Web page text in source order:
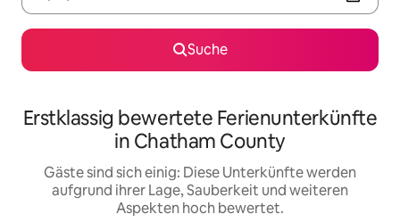
Suche
Erstklassig bewertete Ferienunterkünfte
in Chatham County
Gäste sind sich einig: Diese Unterkünfte werden
aufgrund ihrer Lage, Sauberkeit und weiteren
Aspekten hoch bewertet.